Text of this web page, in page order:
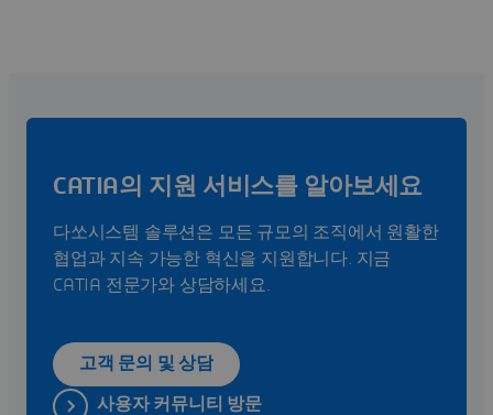
CATIA의 지원 서비스를 알아보세요
다쏘시스템 솔루션은 모든 규모의 조직에서 원활한
협업과 지속 가능한 혁신을 지원합니다. 지금
CATIA 전문가와 상담하세요.
고객 문의 및 상담
사용자 커뮤니티 방문